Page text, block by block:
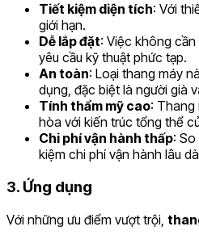
Tiết kiệm diện tích: Với
giới hạn.
Dễ lắp đặt: Việc không
yêu cầu kỹ thuật phức tạp.
An toàn: Loại thang máy
dụng, đặc biệt là người già
Tính thẩm mỹ cao: Thang
hòa với kiến trúc tổng thể
Chi phí vận hành thấp:
kiệm chi phí vận hành lâu
3. Ứng dụng
Với những ưu điểm vượt trội,